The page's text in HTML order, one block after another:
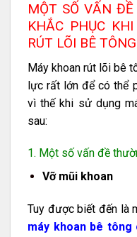
MỘT SỐ VẤN
KHẮC PHỤC
RÚT LÕI BÊ TÔNG
Máy khoan rút lõi bê
lực rất lớn để có thể
vì thế khi sử dụng
sau:
1. Một số vấn đề
Vỡ mũi khoan
Tuy được biết đến là
máy khoan bê tông